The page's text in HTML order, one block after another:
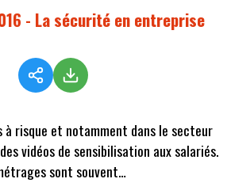
- La sécurité en entreprise
à risque et notamment dans le secteur
vidéos de sensibilisation aux salariés.
sont souvent…